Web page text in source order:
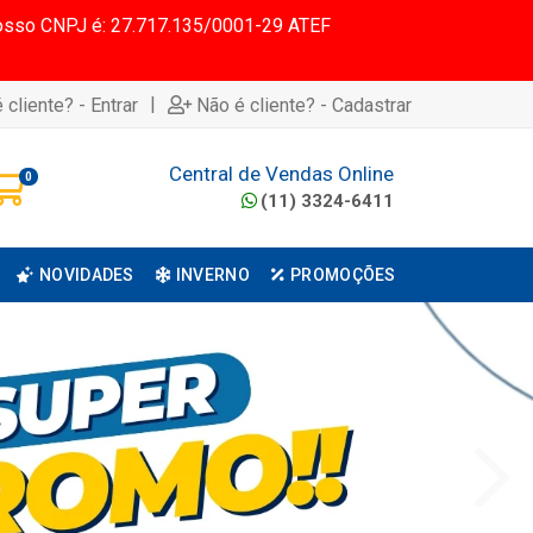
CNPJ é: 27.717.135/0001-29 ATEF
cliente? - Entrar | Não é cliente? - Cadastrar
0 Central de Vendas Online
(11) 3324-6411
NOVIDADES INVERNO PROMOÇÕES